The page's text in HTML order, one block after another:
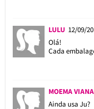
LULU 12/09/
Olá!
Cada
MOEMA VIANA
Ainda usa Ju?